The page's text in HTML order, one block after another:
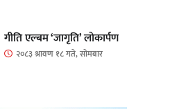
गीति एल्बम ‘जागृति’ लोकार्पण
२०८३ श्रावण १८ गते, सोमबार